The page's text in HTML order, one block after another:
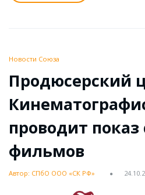
Новости Союза
Продюсерский
проводит показ
фильмов
Автор: СПбО ООО «СК РФ»